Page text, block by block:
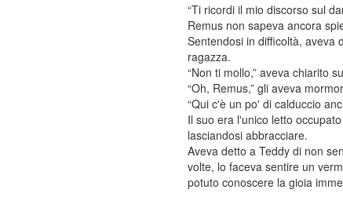
“Ti ricordi il mio discorso sul
Remus non sapeva ancora
Sentendosi in difficoltà, aveva
ragazza.
“Non ti mollo,” aveva chiarito
“Oh, Remus,” gli aveva
“Qui c'è un po' di calduccio
Il suo era l'unico letto
lasciandosi abbracciare.
Aveva detto a Teddy di non
volte, lo faceva sentire un
potuto conoscere la gioia